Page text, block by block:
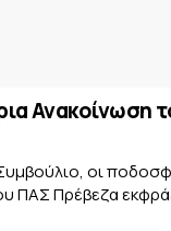
Ανακοίνωση
οι
ΠΑΣ Πρέβεζα